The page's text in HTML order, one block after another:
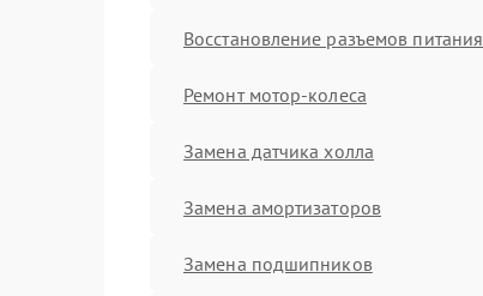
Восстановление разъемов питания
Ремонт мотор-колеса
Замена датчика холла
Замена амортизаторов
Замена подшипников